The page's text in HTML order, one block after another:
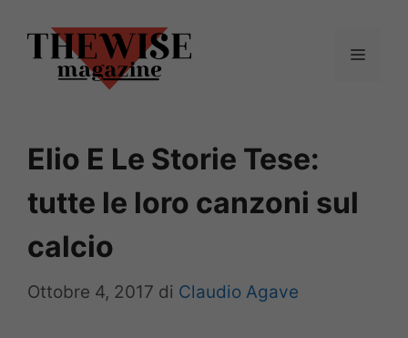
contenuto
Menu
Elio E Le Storie Tese:
tutte le loro canzoni sul
calcio
Ottobre 4, 2017 di Claudio Agave